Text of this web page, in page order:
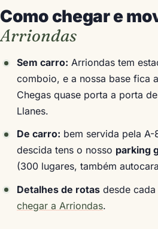
Como chegar e
Arriondas
Sem carro: Arriondas tem
comboio, e a nossa base fica a
Chegas quase porta a porta
Llanes.
De carro: bem servida pela
descida tens o nosso parking
(300 lugares, também
Detalhes de rotas desde
chegar a Arriondas.